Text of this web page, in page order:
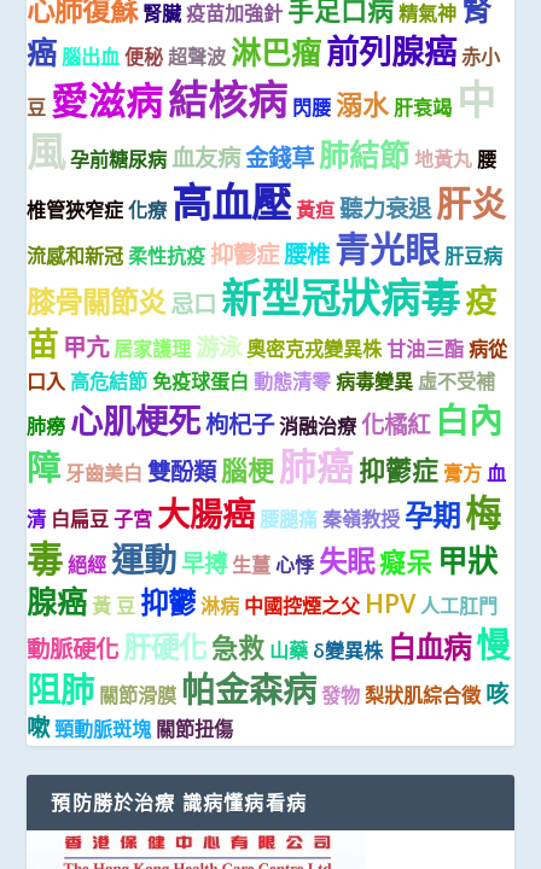
心肺復蘇 腎臟疫苗加強針 手足口病 精氣神 腎
癌 腦出血 便秘 超聲波 淋巴瘤前列腺癌赤小
豆 愛滋病結核病 閃腰 溺水 肝衰竭 中
風孕前糖尿病 血友病金錢草肺結節 地黃丸 腰
椎管狹窄症 化療 高血壓黃疸 聽力衰退肝炎
流感和新冠 柔性抗疫 抑鬱症腰椎青光眼 肝豆病
膝骨關節炎忌口 新型冠狀病毒疫
苗 甲亢 居家護理 游泳奧密克戎變異株甘油三酯 病從
口入 高危結節 免疫球蛋白 動態清零 病毒變異 虛不受補
肺癆 心肌梗死枸杞子消融治療 化橘紅 白內
障 牙齒美白 雙酚類腦梗肺癌抑鬱症 膏方 血
清 白扁豆 子宮 大腸癌 腰腿痛 秦嶺教授 孕期梅
毒 絕經 運動早搏 生薑 心悸 失眠癡呆 甲狀
腺癌 黃 豆 抑鬱淋病 中國控煙之父 HPV人工肛門
動脈硬化肝硬化急救 山藥 δ變異株 白血病慢
阻肺 關節滑膜 帕金森病 發物 梨狀肌綜合徵 咳
嗽頸動脈斑塊 關節扭傷
預防勝於治療 識病懂病看病